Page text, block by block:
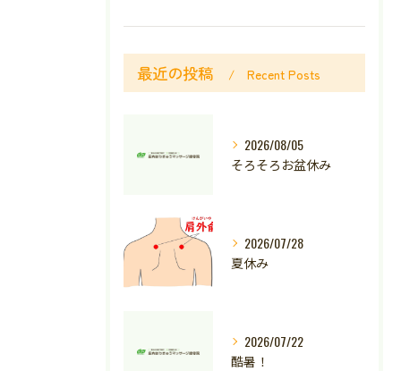
最近の投稿 Recent Posts
2026/08/05
そろそろお盆休み
2026/07/28
夏休み
2026/07/22
酷暑！